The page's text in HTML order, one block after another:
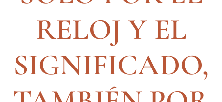
RELOJ Y EL
SIGNIFICADO,